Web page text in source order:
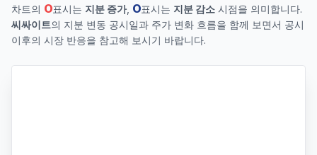
차트의 O표시는 지분 증가, O표시는 지분 감소 시점을 의미합니다.
씨싸이트의 지분 변동 공시일과 주가 변화 흐름을 함께 보면서 공시
이후의 시장 반응을 참고해 보시기 바랍니다.